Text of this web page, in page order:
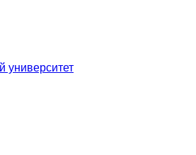
университет